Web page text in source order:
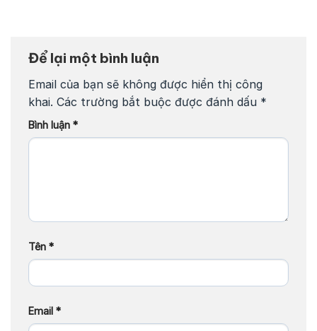
Để lại một bình luận
Email của bạn sẽ không được hiển thị công
khai. Các trường bắt buộc được đánh dấu *
Bình luận *
Tên *
Email *